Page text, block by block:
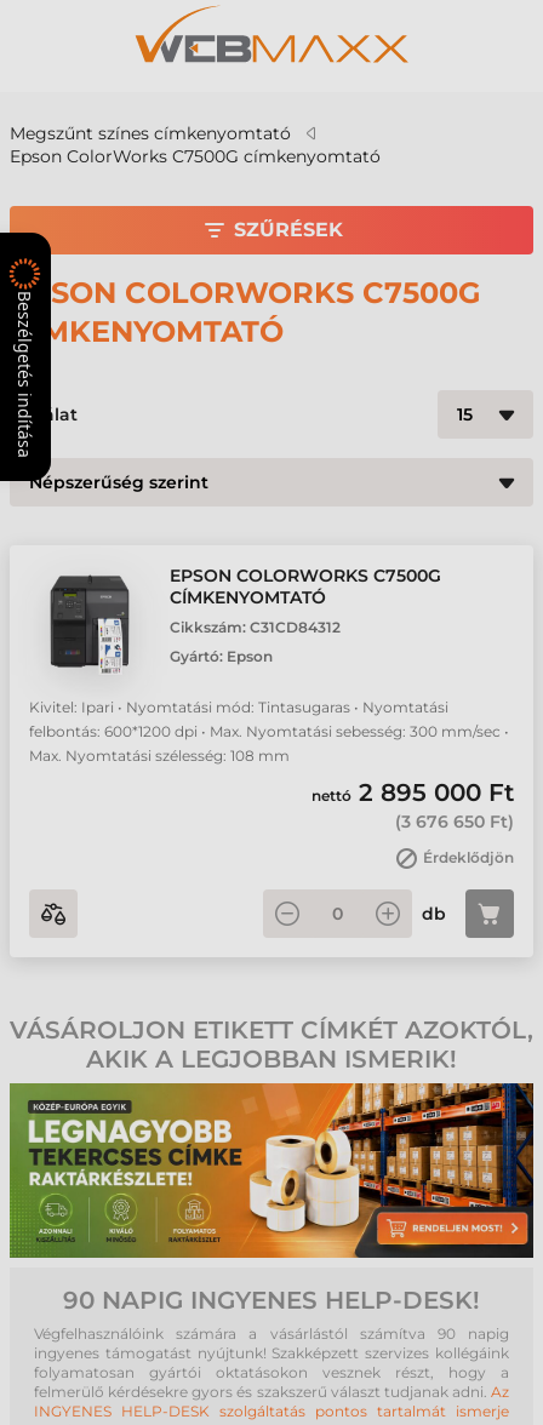
Megszűnt színes címkenyomtató
Epson ColorWorks C7500G címkenyomtató
EPSON COLORWORKS C7500G
CÍMKENYOMTATÓ
találat
EPSON COLORWORKS C7500G
CÍMKENYOMTATÓ
Cikkszám: C31CD84312
Gyártó: Epson
Kivitel: Ipari • Nyomtatási mód: Tintasugaras • Nyomtatási
felbontás: 600*1200 dpi • Max. Nyomtatási sebesség: 300 mm/sec •
Max. Nyomtatási szélesség: 108 mm
nettó 2 895 000 Ft
(3 676 650 Ft)
Érdeklődjön
db
SZŰRÉSEK
VÁSÁROLJON ETIKETT CÍMKÉT AZOKTÓL,
AKIK A LEGJOBBAN ISMERIK!
90 NAPIG INGYENES HELP-DESK!
Végfelhasználóink számára a vásárlástól számítva 90 napig
ingyenes támogatást nyújtunk! Szakképzett szervizes kollégáink
folyamatosan gyártói oktatásokon vesznek részt, hogy a
felmerülő kérdésekre gyors és szakszerű választ tudjanak adni. Az
INGYENES HELP-DESK szolgáltatás pontos tartalmát ismerje
Beszélgetés indítása